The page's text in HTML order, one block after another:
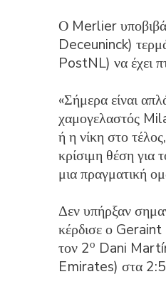
Ο Merlier
Deceuninck)
PostNL) να έχει
«Σήμερα είναι
χαμογελαστός
ή η νίκη στο
κρίσιμη θέση για
μια πραγματική
Δεν υπήρξαν
κέρδισε ο
τον 2ο Dani
Emirates) στα